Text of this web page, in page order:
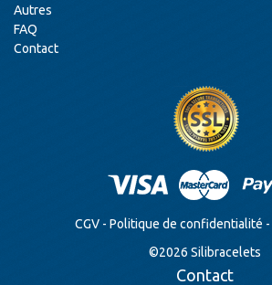
Autres
FAQ
Contact
CGV- Politique de confidentialité -
©2026 Silibracelets
Contact